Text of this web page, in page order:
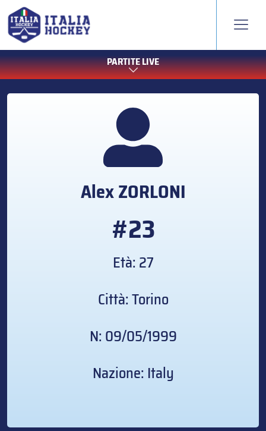
PARTITE LIVE
AlexZORLONI
#23
Età: 27
Città: Torino
N: 09/05/1999
Nazione: Italy